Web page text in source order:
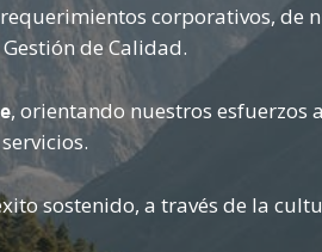
corporativos, de
de Calidad.
, orientando nuestros esfuerzos
sostenido, a través de la